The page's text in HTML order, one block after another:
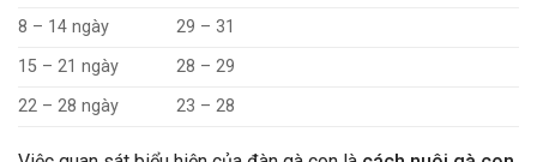
8 – 14 ngày
29 – 31
15 – 21 ngày
28 – 29
22 – 28 ngày
23 – 28